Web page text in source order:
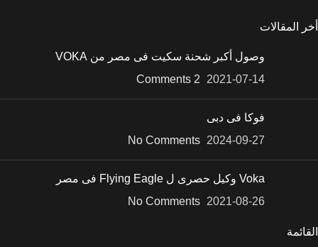
أخر المقالات
وصول أكبر شحنة سكيت فى مصر من VOKA
2021-07-14
2 Comments
فوكا فى دبى
2024-09-27
No Comments
Voka وكيل حصرى ل Flying Eagle فى مصر
2021-08-26
No Comments
القائمة